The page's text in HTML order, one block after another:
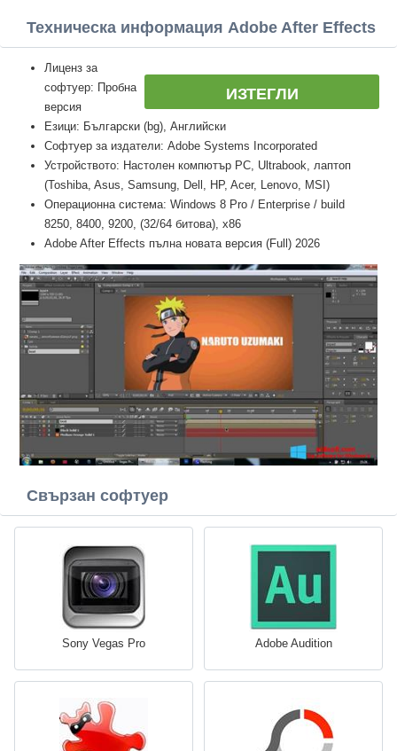
Техническа информация Adobe After Effects
ИЗТЕГЛИ
Лиценз за
софтуер: Пробна
версия
Езици: Български (bg), Английски
Софтуер за издатели: Adobe Systems Incorporated
Устройството: Настолен компютър PC, Ultrabook, лаптоп
(Toshiba, Asus, Samsung, Dell, HP, Acer, Lenovo, MSI)
Операционна система: Windows 8 Pro / Enterprise / build
8250, 8400, 9200, (32/64 битова), x86
Adobe After Effects пълна новата версия (Full) 2026
Свързан софтуер
Sony Vegas Pro Adobe Audition